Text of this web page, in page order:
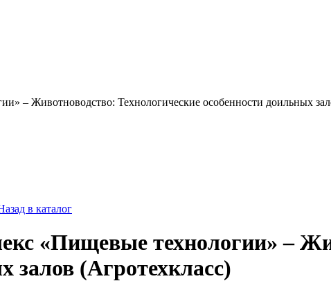
– Животноводство: Технологические особенности доильных
в каталог
«Пищевые технологии» –
залов (Агротехкласс)